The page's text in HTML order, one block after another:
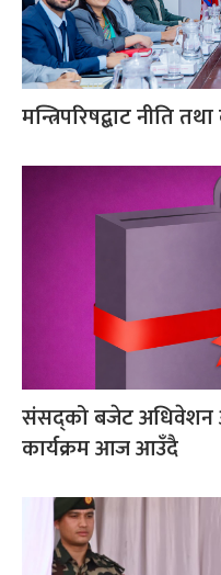
मन्त्रिपरिषद्बाट नीति
संसद्को बजेट अधिवेशन
कार्यक्रम आज आउँदै